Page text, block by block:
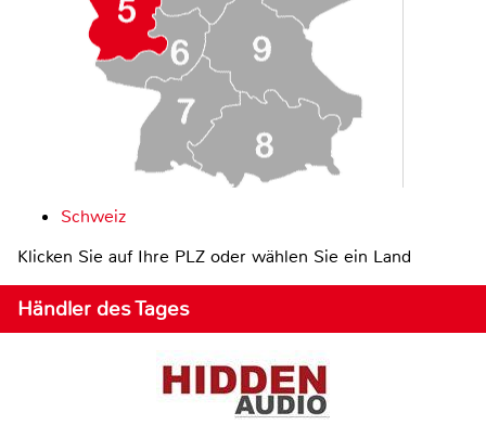
Schweiz
Klicken Sie auf Ihre PLZ oder wählen Sie ein Land
Händler des Tages